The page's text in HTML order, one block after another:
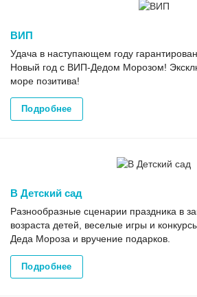
ВИП
Удача в наступающем году
Новый год с ВИП-Дедом Морозом!
море позитива!
Подробнее
В Детский сад
Разнообразные сценарии праздника в
возраста детей, веселые игры и
Деда Мороза и вручение подарков.
Подробнее